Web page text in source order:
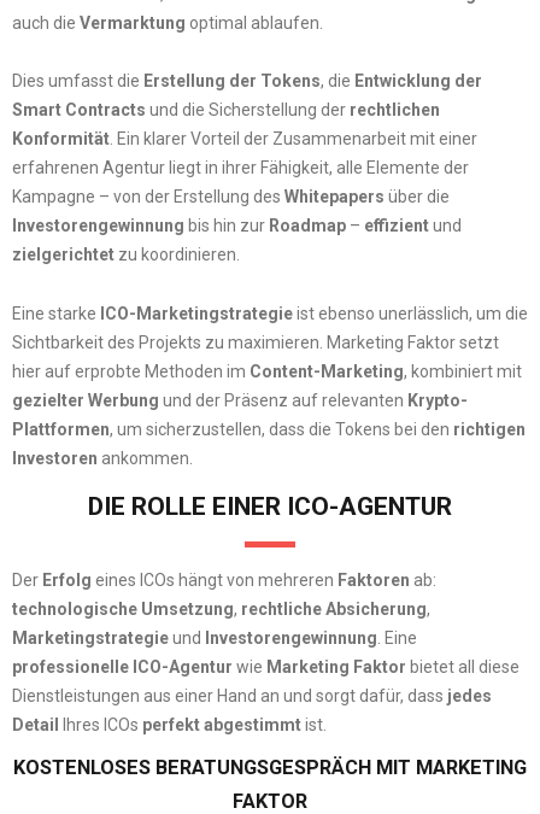
auch die Vermarktung optimal ablaufen.
Dies umfasst die Erstellung der Tokens, die Entwicklung der
Smart Contracts und die Sicherstellung der rechtlichen
Konformität . Ein klarer Vorteil der Zusammenarbeit mit einer
erfahrenen Agentur liegt in ihrer Fähigkeit, alle Elemente der
Kampagne – von der Erstellung des Whitepapers über die
Investorengewinnung bis hin zur Roadmap – effizientund
zielgerichtet zu koordinieren.
Eine starke ICO-Marketingstrategieist ebenso unerlässlich, um die
Sichtbarkeit des Projekts zu maximieren. Marketing Faktor setzt
hier auf erprobte Methoden im Content-Marketing, kombiniert mit
gezielter Werbung und der Präsenz auf relevanten Krypto-
Plattformen, um sicherzustellen, dass die Tokens bei den richtigen
Investoren ankommen.
DIE ROLLE EINER ICO-AGENTUR
Der Erfolg eines ICOs hängt von mehreren Faktoren ab:
technologische Umsetzung, rechtliche Absicherung,
Marketingstrategieund Investorengewinnung . Eine
professionelle ICO-Agentur wie Marketing Faktor bietet all diese
Dienstleistungen aus einer Hand an und sorgt dafür, dass jedes
Detail Ihres ICOs perfekt abgestimmtist.
KOSTENLOSES BERATUNGSGESPRÄCH MIT MARKETING
FAKTOR